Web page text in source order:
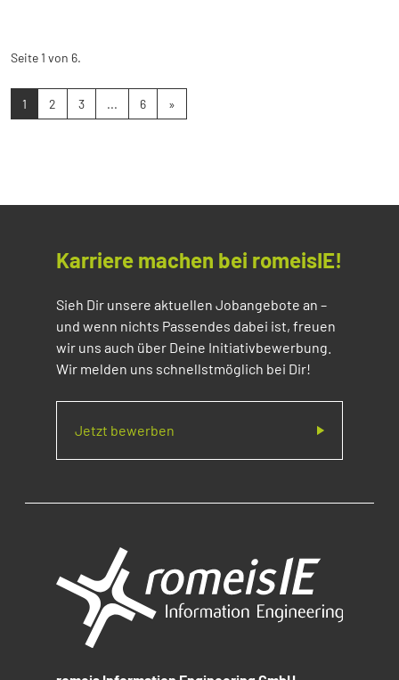
Seite 1 von 6.
1 2 3 ... 6 »
Karriere machen bei romeisIE!
Sieh Dir unsere aktuellen Jobangebote an –
und wenn nichts Passendes dabei ist, freuen
wir uns auch über Deine Initiativbewerbung.
Wir melden uns schnellstmöglich bei Dir!
Jetzt bewerben